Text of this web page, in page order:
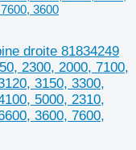
3600
droite 81834249
2300, 2000, 7100,
3150, 3300,
5000, 2310,
3600, 7600,